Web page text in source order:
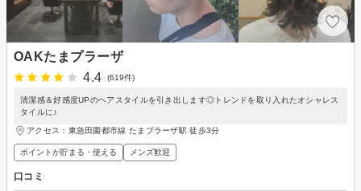
OAKたまプラーザ
4.4
(619件)
清潔感＆好感度UPのヘアスタイルを引き出します◎トレンドを取り入れたオシャレス
タイルに♪
アクセス：東急田園都市線 たまプラーザ駅 徒歩3分
ポイントが貯まる・使える メンズ歓迎
口コミ